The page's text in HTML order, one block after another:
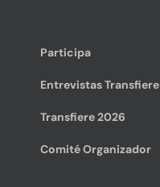
Participa
Entrevistas Transfiere
Transfiere 2026
Comité Organizador